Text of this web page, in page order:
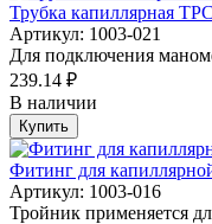
Трубка капиллярная
Артикул: 1003-021
Для подключения
239.14 ₽
В наличии
Купить
Фитинг для
Артикул: 1003-016
Тройник применяется